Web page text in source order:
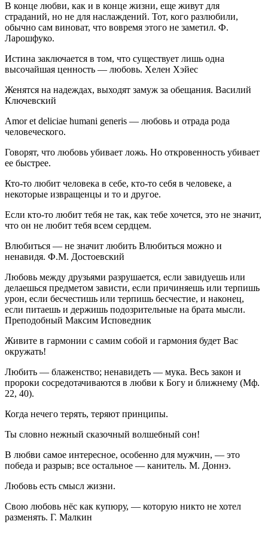
В конце любви, как и в конце жизни, еще живут для
страданий, но не для наслаждений. Тот, кого разлюбили,
обычно сам виноват, что вовремя этого не заметил. Ф.
Ларошфуко.
Истина заключается в том, что существует лишь одна
высочайшая ценность — любовь. Хелен Хэйес
Женятся на надеждах, выходят замуж за обещания. Василий
Ключевский
Amor et deliciae humani generis — любовь и отрада рода
человеческого.
Говорят, что любовь убивает ложь. Но откровенность убивает
ее быстрее.
Кто-то любит человека в себе, кто-то себя в человеке, а
некоторые извращенцы и то и другое.
Если кто-то любит тебя не так, как тебе хочется, это не значит,
что он не любит тебя всем сердцем.
Влюбиться — не значит любить Влюбиться можно и
ненавидя. Ф.М. Достоевский
Любовь между друзьями разрушается, если завидуешь или
делаешься предметом зависти, если причиняешь или терпишь
урон, если бесчестишь или терпишь бесчестие, и наконец,
если питаешь и держишь подозрительные на брата мысли.
Преподобный Максим Исповедник
Живите в гармонии с самим собой и гармония будет Вас
окружать!
Любить — блаженство; ненавидеть — мука. Весь закон и
пророки сосредотачиваются в любви к Богу и ближнему (Мф.
22, 40).
Когда нечего терять, теряют принципы.
Ты словно нежный сказочный волшебный сон!
В любви самое интересное, особенно для мужчин, — это
победа и разрыв; все остальное — канитель. М. Доннэ.
Любовь есть смысл жизни.
Свою любовь нёс как купюру, — которую никто не хотел
разменять. Г. Малкин